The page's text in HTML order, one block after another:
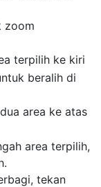
zoom
terpilih ke kiri
beralih di
area ke atas
area terpilih,
tekan